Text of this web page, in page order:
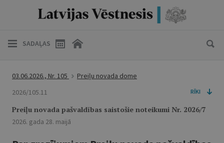
SADAĻAS
03.06.2026., Nr. 105
Preiļu novada dome
2026/105.11
RĪKI
Preiļu novada pašvaldības saistošie noteikumi Nr. 2026/7
2026. gada 28. maijā